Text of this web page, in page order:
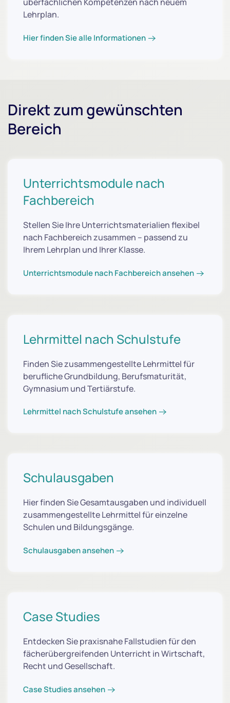
Lehrplan.
Hier finden Sie alle Informationen
Direkt zum gewünschten
Bereich
Unterrichtsmodule nach
Fachbereich
Stellen Sie Ihre Unterrichtsmaterialien flexibel
nach Fachbereich zusammen – passend zu
Ihrem Lehrplan und Ihrer Klasse.
Unterrichtsmodule nach Fachbereich ansehen
Lehrmittel nach Schulstufe
Finden Sie zusammengestellte Lehrmittel für
berufliche Grundbildung, Berufsmaturität,
Gymnasium und Tertiärstufe.
Lehrmittel nach Schulstufe ansehen
Schulausgaben
Hier finden Sie Gesamtausgaben und individuell
zusammengestellte Lehrmittel für einzelne
Schulen und Bildungsgänge.
Schulausgaben ansehen
Case Studies
Entdecken Sie praxisnahe Fallstudien für den
fächerübergreifenden Unterricht in Wirtschaft,
Recht und Gesellschaft.
Case Studies ansehen